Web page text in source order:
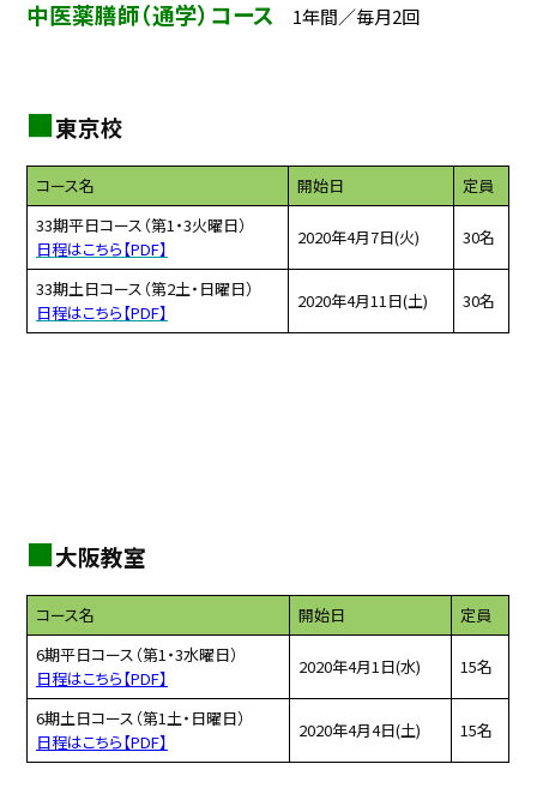
中医薬膳師（通学）コース 1年間／毎月2回
■東京校
コース名 開始日
定員
33期平日コース（第1・3火曜日）
日程はこちら【PDF】
2020年4月7日(火) 30名
33期土日コース（第2土・日曜日）
日程はこちら【PDF】
2020年4月11日(土) 30名
■大阪教室
コース名 開始日
定員
6期平日コース（第1・3水曜日）
日程はこちら【PDF】
2020年4月1日(水) 15名
6期土日コース（第1土・日曜日）
日程はこちら【PDF】
2020年4月4日(土) 15名